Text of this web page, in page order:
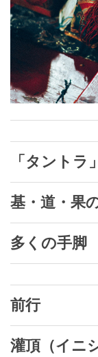
「タントラ
基・道・果
多くの手脚
前行
灌頂（イニ